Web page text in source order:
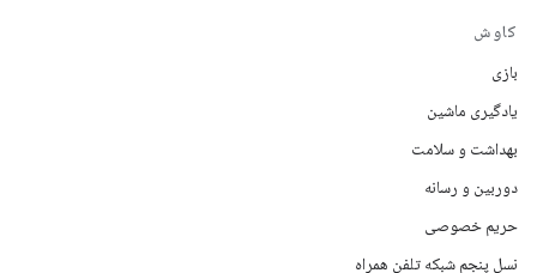
کاوش
بازی
یادگیری ماشین
بهداشت و سلامت
دوربین و رسانه
حریم خصوصی
نسل پنجم شبکه تلفن همراه